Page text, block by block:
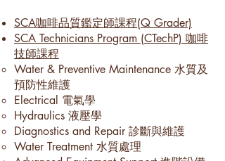
SCA咖啡品質鑑定師課程(Q Grader)
SCA Technicians Program (CTechP) 咖啡
技師課程
Water & Preventive Maintenance 水質及
預防性維護​
Electrical 電氣學
Hydraulics 液壓學
Diagnostics and Repair 診斷與維護
Water Treatment 水質處理